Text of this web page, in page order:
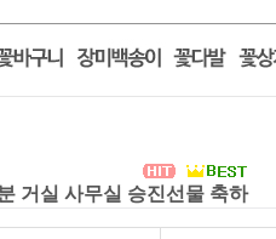
거실 사무실 승진선물 축하